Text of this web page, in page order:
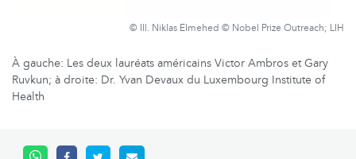
© Ill. Niklas Elmehed © Nobel Prize Outreach; LIH
À gauche: Les deux lauréats américains Victor Ambros et Gary
Ruvkun; à droite: Dr. Yvan Devaux du Luxembourg Institute of
Health